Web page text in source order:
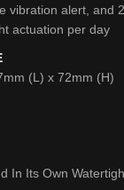
vibration alert, and
actuation per day
(L) x 72mm (H)
In Its Own